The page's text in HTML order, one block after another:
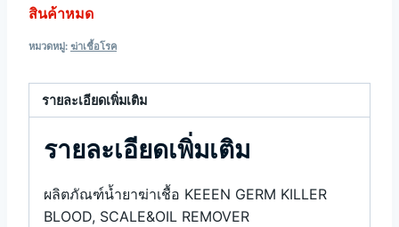
สินค้าหมด
หมวดหมู่: ฆ่าเชื้อโรค
รายละเอียดเพิ่มเติม
รายละเอียดเพิ่มเติม
ผลิตภัณฑ์น้ำยาฆ่าเชื้อ KEEEN GERM KILLER
BLOOD, SCALE&OIL REMOVER